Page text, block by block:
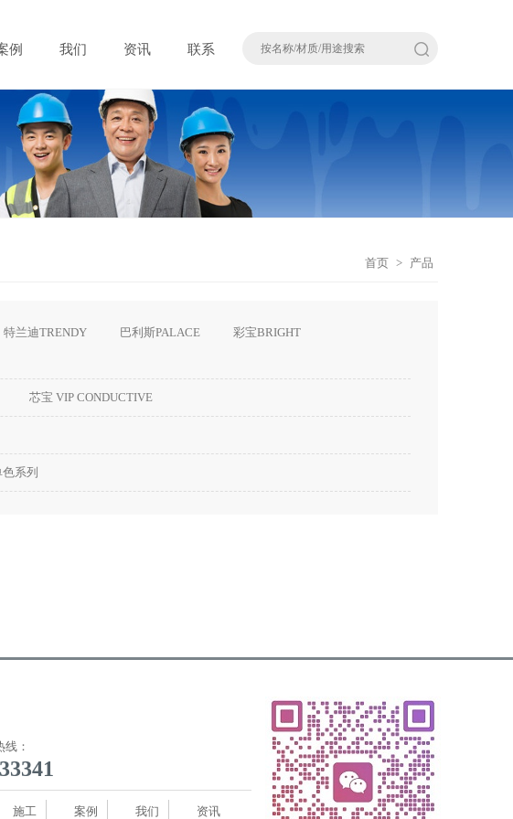
例 我们 资讯 联系
首页 > 产品
特兰迪TRENDY 巴利斯PALACE
彩宝BRIGHT
芯宝 VIP CONDUCTIVE
系列
：
施工 案例 我们 资讯